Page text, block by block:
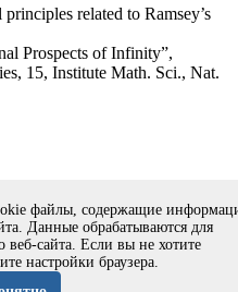
related to Ramsey’s
Prospects of Infinity”,
15, Institute Math. Sci., Nat.
109004, г. Москва, ул. А.
коррупции.
обеспечения (РБПО)
вы даете согласие на
пользовательских данных,
файлы, содержащие
Данные обрабатываются для
веб-сайта. Если вы не хотите
настройки браузера.